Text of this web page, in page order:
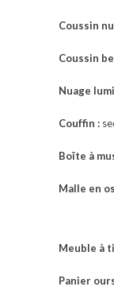
Coussin
Coussin
Nuage
Couffin :
Boîte à
Malle en
Meuble à
Panier